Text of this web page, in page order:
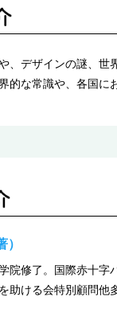
、デザインの謎、世
的な常識や、各国に
）
院修了。国際赤十字
助ける会特別顧問他